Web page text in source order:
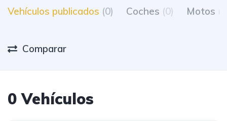
Vehículos publicados (0) Coches (0) Motos
Comparar
0 Vehículos